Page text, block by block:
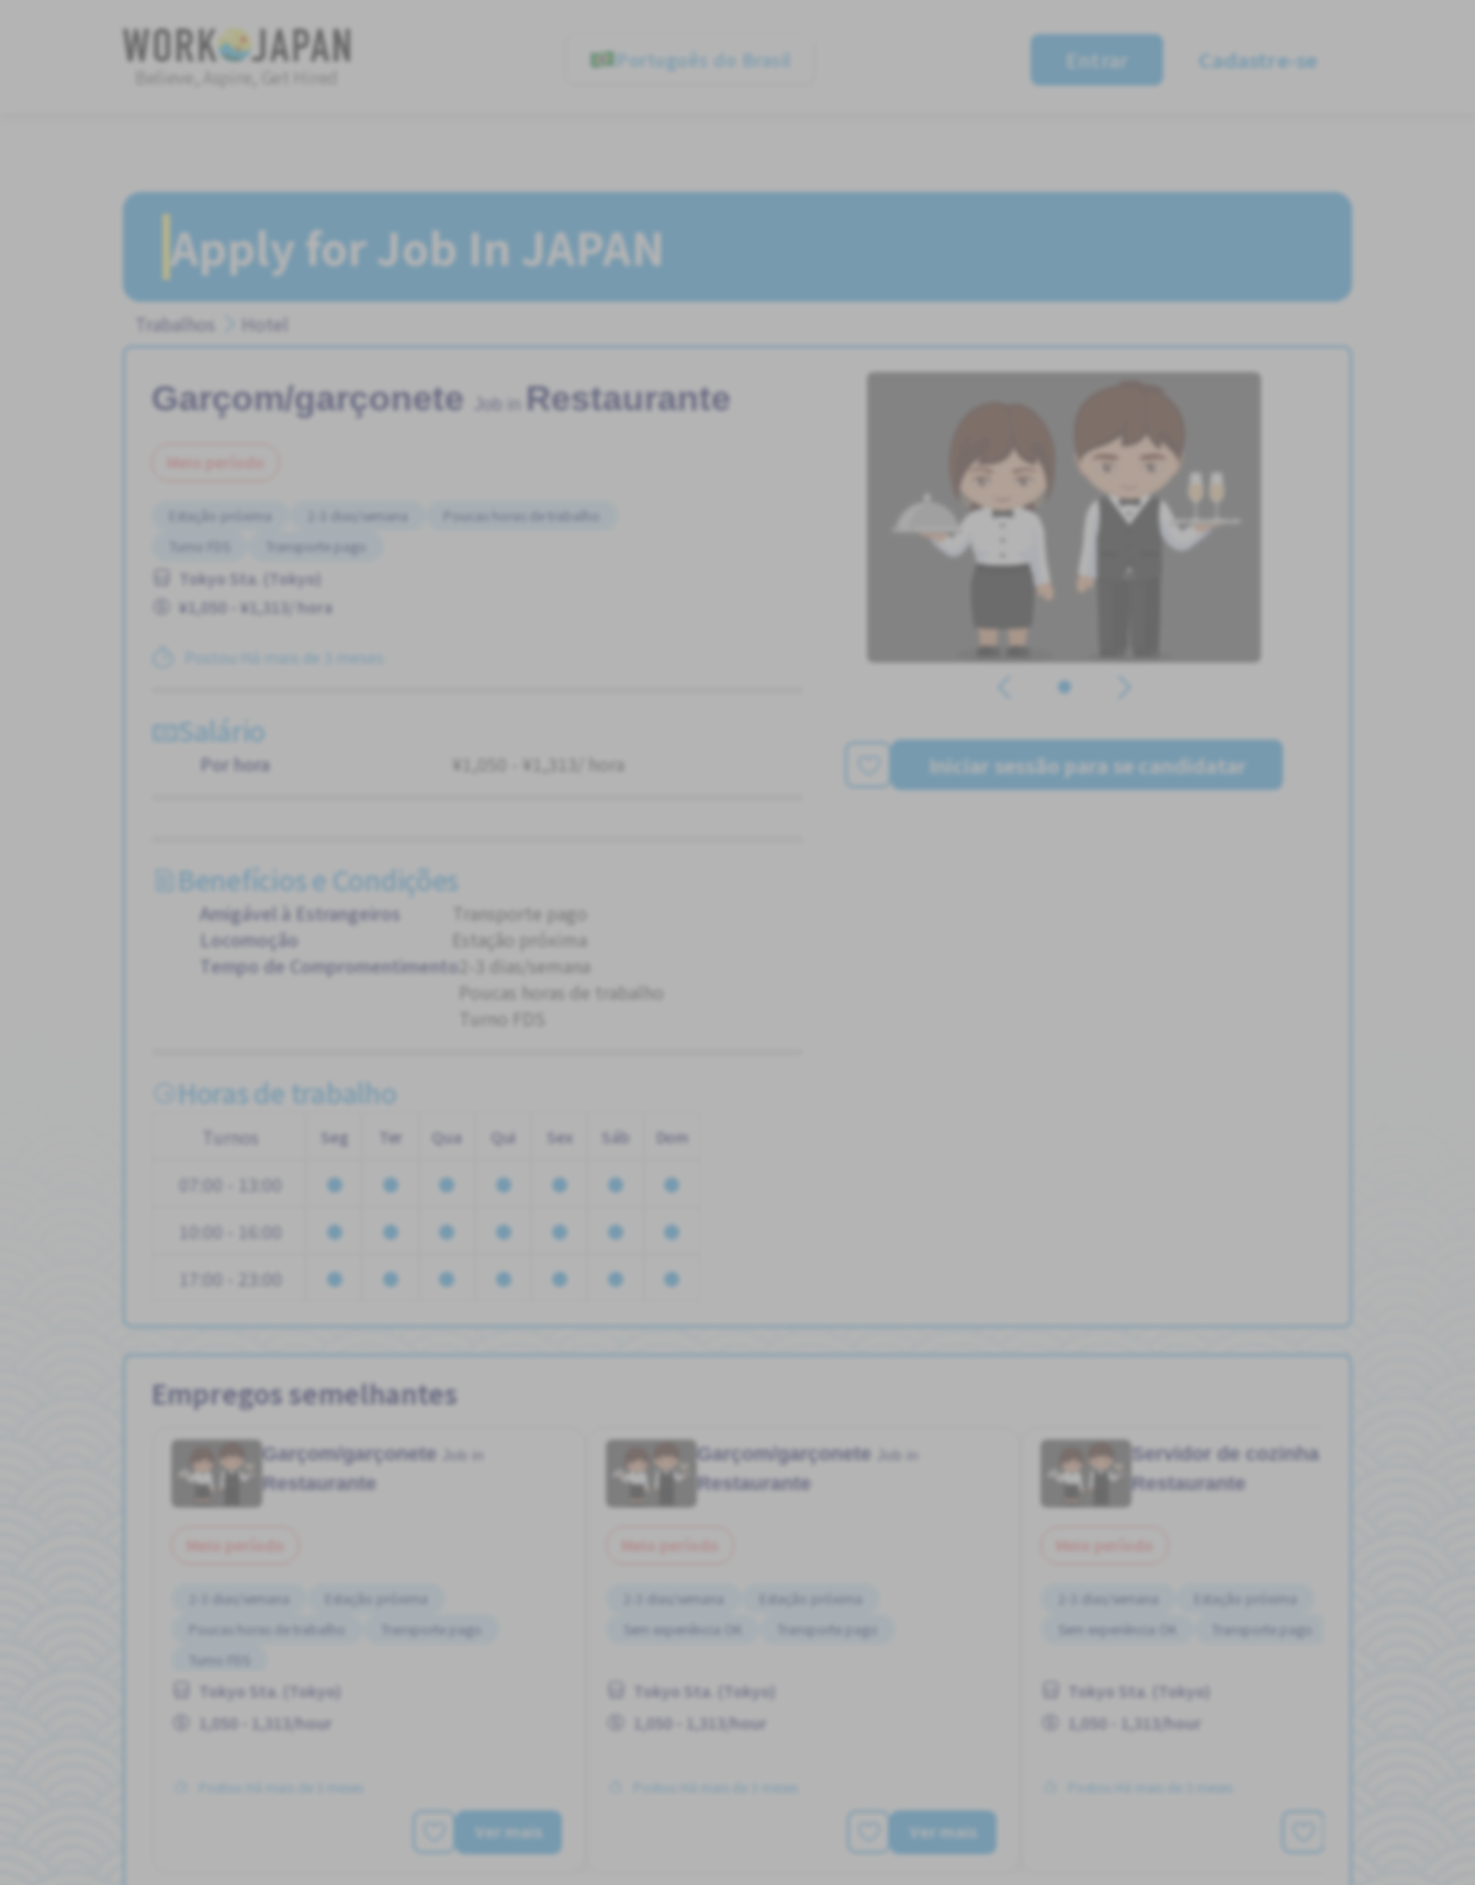
Believe, Aspire, Get Hired
Português do Brasil Entrar Cadastre-se
Apply for Job In JAPAN
Trabalhos Hotel
Garçom/garçonete Restaurante
2-3 dias/semana
Poucas horas de trabalho
Transporte pago
Tokyo Sta. (Tokyo)
¥1,050 - ¥1,313/ hora
Postou Há mais de 3 meses
Salário
Por hora ¥1,050 - ¥1,313/ hora
Benefícios e Condições
Amigável à Estrangeiros
Transporte pago
Locomoção
Estação próxima
Tempo de Compromentimento 2-3 dias/semana
Poucas horas de trabalho
Turno FDS
Horas de trabalho
Turnos Seg Ter Qua Qui Sex Sáb Dom
07:00 - 13:00
10:00 - 16:00
17:00 - 23:00
Iniciar sessão para se candidatar
Empregos semelhantes
Garçom/garçonete
Restaurante
2-3 dias/semana
Poucas horas de trabalho
Transporte pago
Tokyo Sta. (Tokyo)
1,050 - 1,313/hour
Ver mais
Garçom/garçonete
Restaurante
2-3 dias/semana
Sem experiência OK
Transporte pago
Tokyo Sta. (Tokyo)
1,050 - 1,313/hour
Ver mais
Servidor de cozinha
Restaurante
2-3 dias/semana
Sem experiência OK
Transporte pago
Tokyo Sta. (Tokyo)
1,050 - 1,313/hour